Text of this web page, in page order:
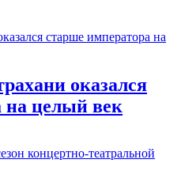
оказался
на целый век